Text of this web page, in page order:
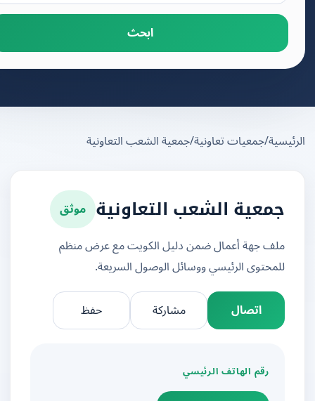
ابحث
/جمعيات تعاونية/جمعية الشعب التعاونية
جمعية الشعب التعاونية موثق
ملف جهة أعمال ضمن دليل الكويت مع عرض منظم
للمحتوى الرئيسي ووسائل الوصول السريعة.
اتصال
مشاركة
رقم الهاتف الرئيسي